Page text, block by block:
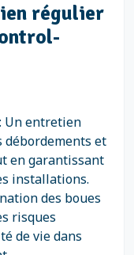
régulier
: Un entretien
débordements et
en garantissant
installations.
des boues
risques
de vie dans